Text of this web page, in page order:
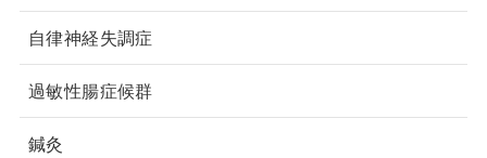
自律神経失調症
過敏性腸症候群
鍼灸